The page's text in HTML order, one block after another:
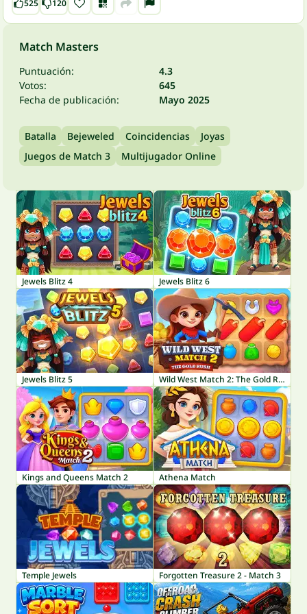
525 120
Match Masters
Puntuación:
4.3
Votos:
645
Fecha de publicación:
Mayo 2025
Batalla Bejeweled Coincidencias
Joyas
Juegos de Match 3
Multijugador Online
Jewels Blitz 4 Jewels Blitz 6
Jewels Blitz 5 Wild West Match 2: The Gold Rush
Kings and Queens Match 2 Athena Match
Temple Jewels Forgotten Treasure 2 - Match 3